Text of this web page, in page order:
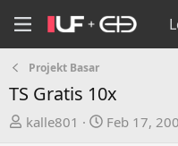
Projekt Basar
TS Gratis 10x
T
kalle801
S
Feb 17,